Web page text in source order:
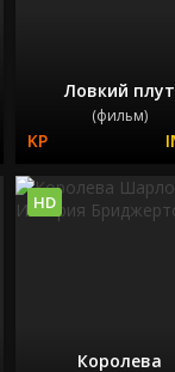
Ловкий плут
(фильм)
Королева
HD